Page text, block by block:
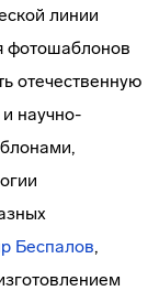
линии
фотошаблонов
отечественную
научно-
Беспалов,